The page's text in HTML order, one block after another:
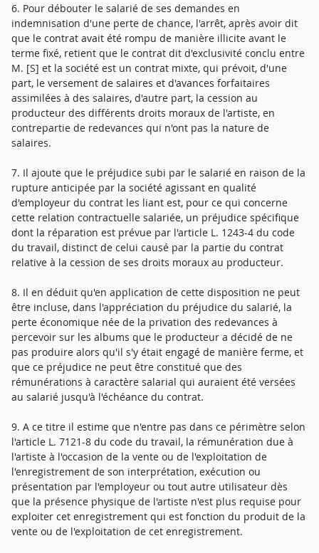
6. Pour débouter le salarié de ses demandes en
indemnisation d'une perte de chance, l'arrêt, après avoir dit
que le contrat avait été rompu de manière illicite avant le
terme fixé, retient que le contrat dit d'exclusivité conclu entre
M. [S] et la société est un contrat mixte, qui prévoit, d'une
part, le versement de salaires et d'avances forfaitaires
assimilées à des salaires, d'autre part, la cession au
producteur des différents droits moraux de l'artiste, en
contrepartie de redevances qui n'ont pas la nature de
salaires.
7. Il ajoute que le préjudice subi par le salarié en raison de la
rupture anticipée par la société agissant en qualité
d'employeur du contrat les liant est, pour ce qui concerne
cette relation contractuelle salariée, un préjudice spécifique
dont la réparation est prévue par l'article L. 1243-4 du code
du travail, distinct de celui causé par la partie du contrat
relative à la cession de ses droits moraux au producteur.
8. Il en déduit qu'en application de cette disposition ne peut
être incluse, dans l'appréciation du préjudice du salarié, la
perte économique née de la privation des redevances à
percevoir sur les albums que le producteur a décidé de ne
pas produire alors qu'il s'y était engagé de manière ferme, et
que ce préjudice ne peut être constitué que des
rémunérations à caractère salarial qui auraient été versées
au salarié jusqu'à l'échéance du contrat.
9. A ce titre il estime que n'entre pas dans ce périmètre selon
l'article L. 7121-8 du code du travail, la rémunération due à
l'artiste à l'occasion de la vente ou de l'exploitation de
l'enregistrement de son interprétation, exécution ou
présentation par l'employeur ou tout autre utilisateur dès
que la présence physique de l'artiste n'est plus requise pour
exploiter cet enregistrement qui est fonction du produit de la
vente ou de l'exploitation de cet enregistrement.